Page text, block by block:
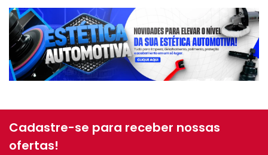
Cadastre-se para receber nossas
ofertas!